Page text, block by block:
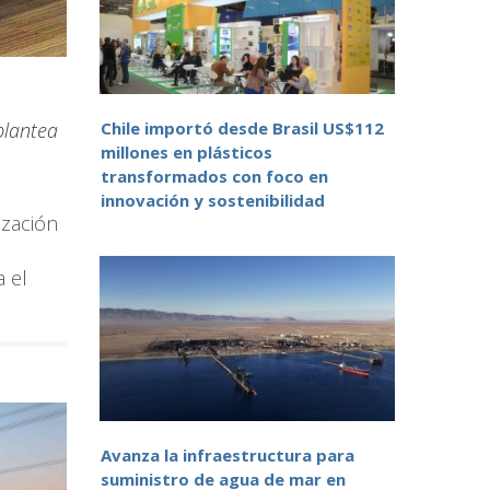
el
Chile importó desde Brasil US$112
millones en plásticos
transformados con foco en
innovación y sostenibilidad
Avanza la infraestructura para
suministro de agua de mar en